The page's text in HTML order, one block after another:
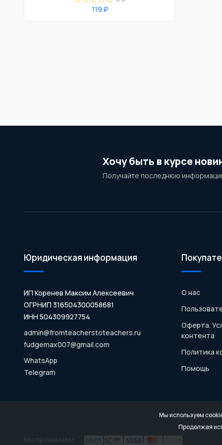
119 ₽
Хочу быть в курсе
Получайте последнюю
Юридическая информация
ИП Коренев Максим Алексеевич
ОГРНИП 316504300058681
ИНН 504309927754
admin@fromteacherstoteachers.ru
fudgemax007@gmail.com
WhatsApp
Telegram
О нас
Оферта.
контента
Политика
Помощь
Мы принимаем:
Мы используем
Продолжая